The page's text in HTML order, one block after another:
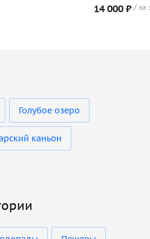
14 000 ₽ за
Голубое озеро
каньон